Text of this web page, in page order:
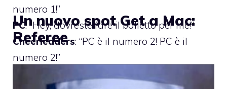
numero 1!”
PC: “Hey, dovreste fare il balletto per me!”
Cheerleaders: “PC è il numero 2! PC è il
numero 2!”
Un nuovo spot Get a Mac:
Referee